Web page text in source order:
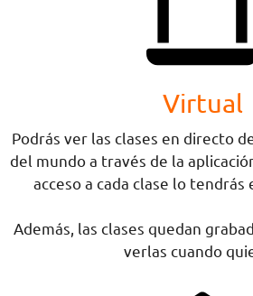
Virtual
Podrás ver las clases en directo
del mundo a través de la
acceso a cada clase lo tendrás
Además, las clases quedan
verlas cuando